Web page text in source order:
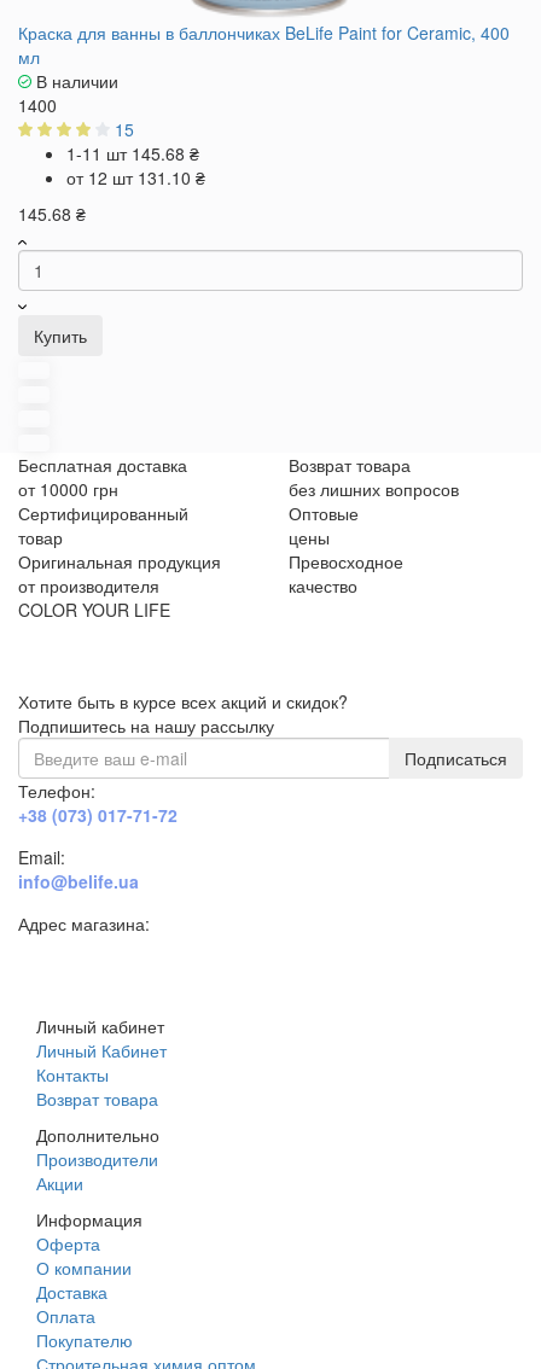
Краска для ванны в баллончиках BeLife Paint for Ceramic, 400
мл
В наличии
1400
15
1-11 шт 145.68 ₴
от 12 шт 131.10 ₴
145.68 ₴
Купить
Бесплатная доставка
от 10000 грн
Возврат товара
без лишних вопросов
Сертифицированный
товар
Оптовые
цены
Оригинальная продукция
от производителя
Превосходное
качество
COLOR YOUR LIFE
Хотите быть в курсе всех акций и скидок?
Подпишитесь на нашу рассылку
Подписаться
Телефон:
+38 (073) 017-71-72
Email:
info@belife.ua
Адрес магазина:
Личный кабинет
Личный Кабинет
Контакты
Возврат товара
Дополнительно
Производители
Акции
Информация
Оферта
О компании
Доставка
Оплата
Покупателю
Строительная химия оптом